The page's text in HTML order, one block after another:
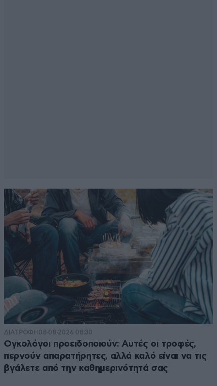
ΔΙΑΤΡΟΦΗ 08·08·2026 08:30
Ογκολόγοι προειδοποιούν: Αυτές οι τροφές,
περνούν απαρατήρητες, αλλά καλό είναι να τις
βγάλετε από την καθημερινότητά σας